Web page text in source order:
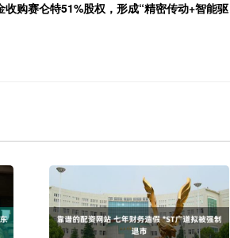
购赛仑特51%股权，形成“精密传动+智能驱